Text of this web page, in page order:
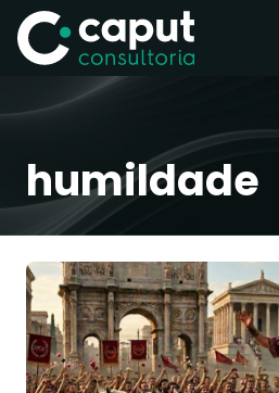
humildade